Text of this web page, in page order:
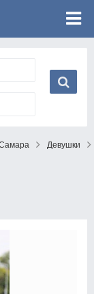
Девушки